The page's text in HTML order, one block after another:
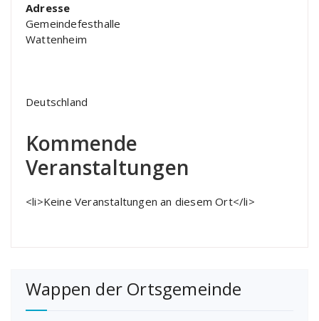
Adresse
Gemeindefesthalle
Wattenheim
Deutschland
Kommende
Veranstaltungen
<li>Keine Veranstaltungen an diesem Ort</li>
Wappen der Ortsgemeinde